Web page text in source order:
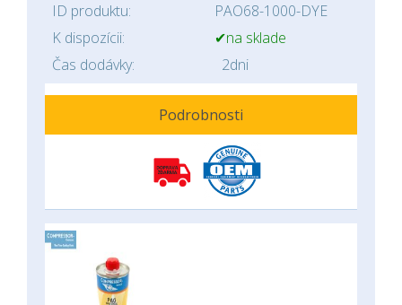
ID produktu:
PAO68-1000-DYE
K dispozícii:
✔na sklade
Čas dodávky:
2dni
Podrobnosti